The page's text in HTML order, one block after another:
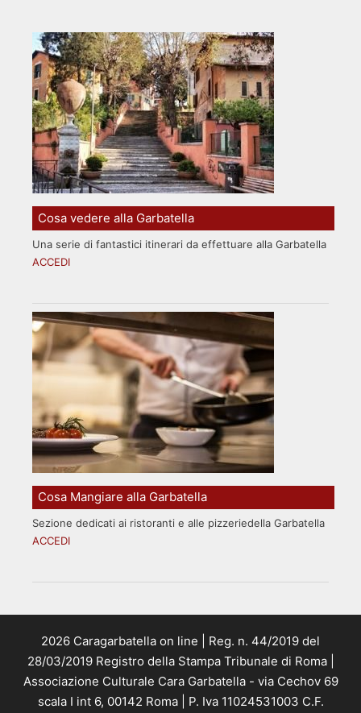
Cosa vedere alla Garbatella
Una serie di fantastici itinerari da effettuare alla Garbatella
ACCEDI
Cosa Mangiare alla Garbatella
Sezione dedicati ai ristoranti e alle pizzeriedella Garbatella
ACCEDI
2026 Caragarbatella on line | Reg. n. 44/2019 del
28/03/2019 Registro della Stampa Tribunale di Roma |
Associazione Culturale Cara Garbatella - via Cechov 69
scala I int 6, 00142 Roma | P. Iva 11024531003 C.F.